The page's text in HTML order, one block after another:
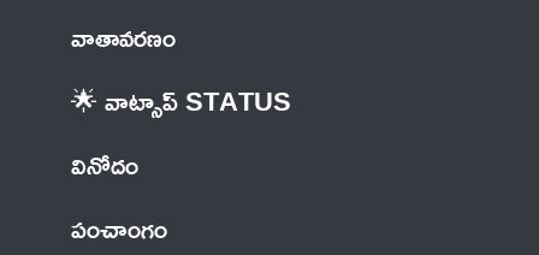
వాతావరణం
🌟 వాట్సాప్ STATUS
వినోదం
పంచాంగం